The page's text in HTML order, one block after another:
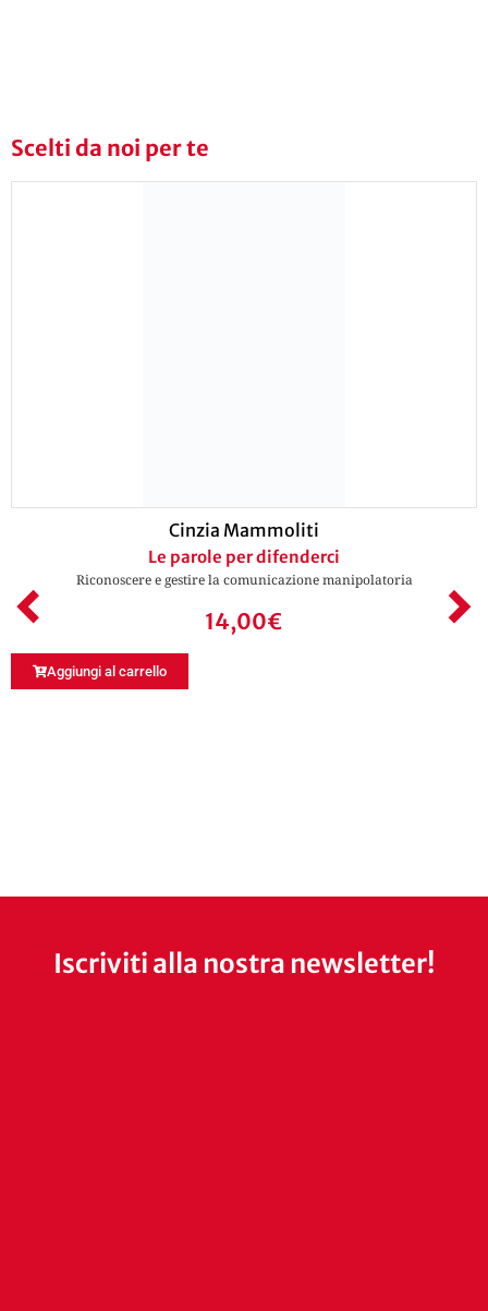
Scelti da noi per te
Cinzia Mammoliti
Le parole per difenderci
Riconoscere e gestire la comunicazione manipolatoria
14,00€
Aggiungi al carrello
Iscriviti alla nostra newsletter!